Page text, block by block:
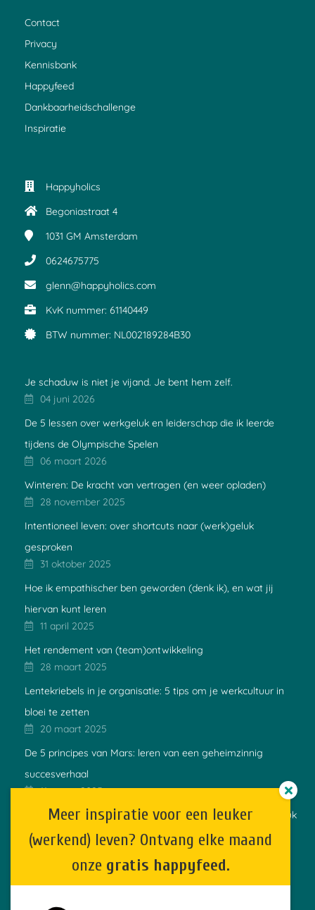
Contact
Privacy
Kennisbank
Happyfeed
Dankbaarheidschallenge
Inspiratie
Happyholics
Begoniastraat 4
1031 GM Amsterdam
0624675775
glenn@happyholics.com
KvK nummer: 61140449
BTW nummer: NL002189284B30
Je schaduw is niet je vijand. Je bent hem zelf.
04 juni 2026
De 5 lessen over werkgeluk en leiderschap die ik leerde
tijdens de Olympische Spelen
06 maart 2026
Winteren: De kracht van vertragen (en weer opladen)
28 november 2025
Intentioneel leven: over shortcuts naar (werk)geluk
gesproken
31 oktober 2025
Hoe ik empathischer ben geworden (denk ik), en wat jij
hiervan kunt leren
11 april 2025
Het rendement van (team)ontwikkeling
28 maart 2025
Lentekriebels in je organisatie: 5 tips om je werkcultuur in
bloei te zetten
20 maart 2025
De 5 principes van Mars: leren van een geheimzinnig
succesverhaal
11 maart 2025
Hoe Mo Gawdat’s geluksformule zorgt voor meer werkgeluk
11 februari 2025
13 januari 2025
Meer inspiratie voor een leuker
(werkend) leven? Ontvang elke maand
onzegratis happyfeed.